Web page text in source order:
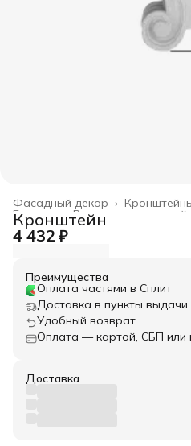
Фасадный декор ›
Весь архитектурный
Главная ›
Кронштейн
4 432 ₽
Преимущества
Оплата частями в Сплит
Доставка в пункты
Удобный возврат
Оплата — картой, СБП или
Доставка